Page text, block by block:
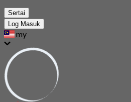
Sertai
Log Masuk
my